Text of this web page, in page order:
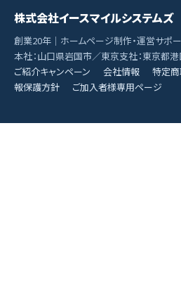
株式会社イースマイルシステムズ
創業20年｜ホームページ制作・運営サポ
本社：山口県岩国市／東京支社：東京都
ご紹介キャンペーン
会社情報 特定
報保護方針
ご加入者様専用ページ